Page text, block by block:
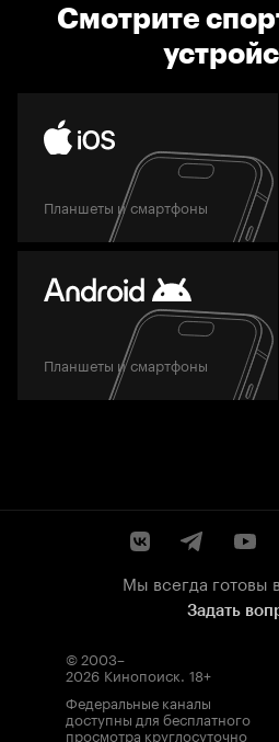
Смотрите
Планшеты и смартфоны
Планшеты и смартфоны
Мы всегда готовы
Задать
© 2003–
2026 Кинопоиск. 18+
Федеральные каналы
доступны для бесплатного
просмотра круглосуточно